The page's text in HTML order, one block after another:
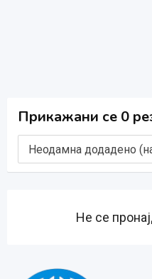
Прикажани се 0
Не се